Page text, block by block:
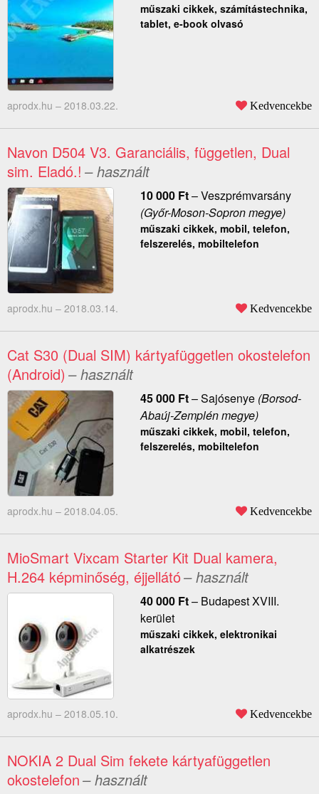
műszaki cikkek, számítástechnika,
tablet, e-book olvasó
aprodx.hu – 2018.03.22. Kedvencekbe
Navon D504 V3. Garanciális, független, Dual
sim. Eladó.! – használt
10 000 Ft–Veszprémvarsány
(Győr-Moson-Sopron megye)
műszaki cikkek, mobil, telefon,
felszerelés, mobiltelefon
aprodx.hu – 2018.03.14. Kedvencekbe
Cat S30 (Dual SIM) kártyafüggetlen okostelefon
(Android) – használt
45 000 Ft–Sajósenye(Borsod-
Abaúj-Zemplén megye)
műszaki cikkek, mobil, telefon,
felszerelés, mobiltelefon
aprodx.hu – 2018.04.05. Kedvencekbe
MioSmart Vixcam Starter Kit Dual kamera,
H.264 képminőség, éjjellátó– használt
40 000 Ft– Budapest XVIII.
kerület
műszaki cikkek, elektronikai
alkatrészek
aprodx.hu – 2018.05.10. Kedvencekbe
NOKIA 2 Dual Sim fekete kártyafüggetlen
okostelefon– használt